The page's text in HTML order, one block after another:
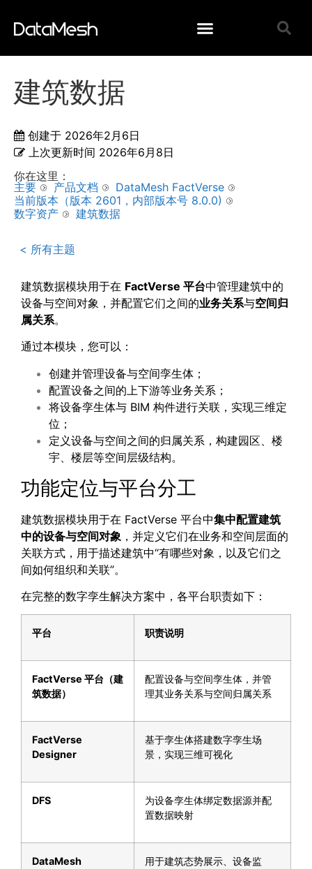
建筑数据
创建于 2026年2月6日
上次更新时间 2026年6月8日
你在这里：
主要
产品文档
DataMesh FactVerse
当前版本（版本 2601，内部版本号 8.0.0)
数字资产
建筑数据
< 所有主题
建筑数据模块用于在 FactVerse 平台中管理建筑中的
设备与空间对象，并配置它们之间的业务关系与空间归
属关系。
通过本模块，您可以：
创建并管理设备与空间孪生体；
配置设备之间的上下游等业务关系；
将设备孪生体与 BIM 构件进行关联，实现三维定
位；
定义设备与空间之间的归属关系，构建园区、楼
宇、楼层等空间层级结构。
功能定位与平台分工
建筑数据模块用于在 FactVerse 平台中集中配置建筑
中的设备与空间对象 ，并定义它们在业务和空间层面的
关联方式，用于描述建筑中“有哪些对象，以及它们之
间如何组织和关联”。
在完整的数字孪生解决方案中，各平台职责如下：
平台 职责说明
FactVerse 平台（建
筑数据）
配置设备与空间孪生体，并管
理其业务关系与空间归属关系
FactVerse
Designer
基于孪生体搭建数字孪生场
景，实现三维可视化
DFS
为设备孪生体绑定数据源并配
置数据映射
DataMesh
用于建筑态势展示、设备监